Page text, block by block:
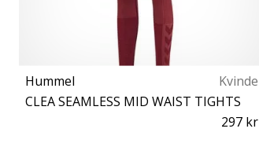
Hummel
Kvinde
CLEA SEAMLESS MID WAIST TIGHTS
297 kr